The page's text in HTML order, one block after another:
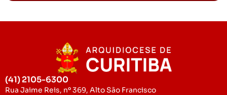
(41) 2105-6300
Rua Jaime Reis, nº 369, Alto São Francisco